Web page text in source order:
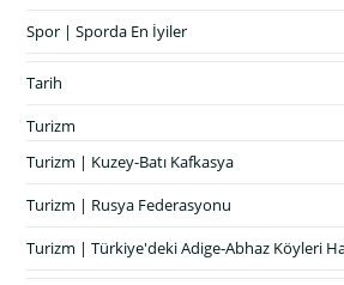
Spor | Sporda En İyiler
Tarih
Turizm
Turizm | Kuzey-Batı Kafkasya
Turizm | Rusya Federasyonu
Turizm | Türkiye'deki Adige-Abhaz Köyleri